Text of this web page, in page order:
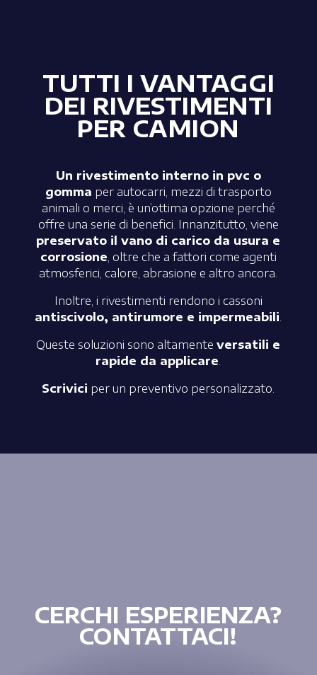
TUTTI I VANTAGGI
DEI RIVESTIMENTI
PER CAMION
Un rivestimento interno in pvc o
gomma per autocarri, mezzi di trasporto
animali o merci, è un’ottima opzione perché
offre una serie di benefici. Innanzitutto, viene
preservato il vano di carico da usura e
corrosione, oltre che a fattori come agenti
atmosferici, calore, abrasione e altro ancora.
Inoltre, i rivestimenti rendono i cassoni
antiscivolo, antirumore e impermeabili.
Queste soluzioni sono altamenteversatili e
rapide da applicare.
Scrivici per un preventivo personalizzato.
CERCHI ESPERIENZA?
CONTATTACI!